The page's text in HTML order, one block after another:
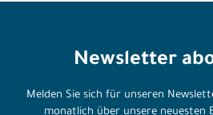
Newsletter
Melden Sie sich für unseren
monatlich über unsere neuesten